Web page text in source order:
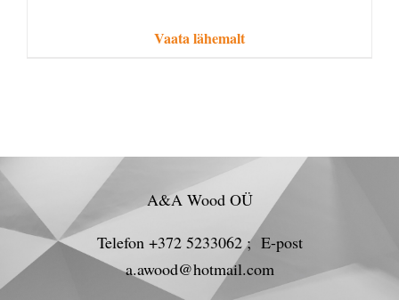
Vaata lähemalt
A&A Wood OÜ
Telefon +372 5233062 ; E-post
a.awood@hotmail.com